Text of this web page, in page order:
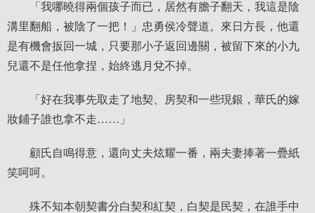
「我哪曉得兩個孩子而已，居然有膽子翻天，我這是陰
溝里翻船，被陰了一把！」忠勇侯冷聲道。來日方長，他還
是有機會扳回一城，只要那小子返回邊關，被留下來的小九
兒還不是任他拿捏，始終逃月兌不掉。
「好在我事先取走了地契、房契和一些現銀，華氏的嫁
妝鋪子誰也拿不走……」
顧氏自鳴得意，還向丈夫炫耀一番，兩夫妻捧著一疊紙
笑呵呵。
殊不知本朝契書分白契和紅契，白契是民契，在誰手中